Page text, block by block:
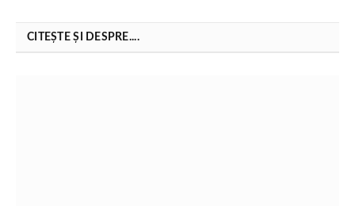
CITEȘTE ȘI DESPRE....